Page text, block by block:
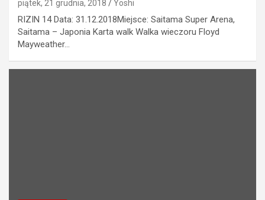
piątek, 21 grudnia, 2018 Yoshi
RIZIN 14 Data: 31.12.2018Miejsce: Saitama Super Arena,
Saitama – Japonia Karta walk Walka wieczoru Floyd
Mayweather…